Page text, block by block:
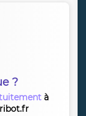
?
à